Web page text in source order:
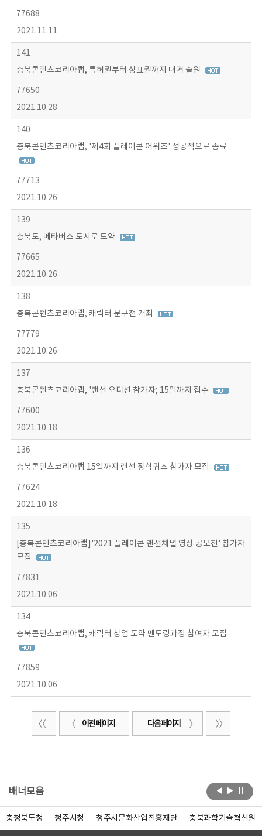
77688
2021.11.11
141
충북콘텐츠코리아랩, 특허권부터 상표권까지 대거 출원
77650
2021.10.28
140
충북콘텐츠코리아랩, '제4회 플레이콘 어워즈' 성공적으로 종료
77713
2021.10.26
139
충북도, 메타버스 도시로 도약
77665
2021.10.26
138
충북콘텐츠코리아랩, 캐릭터 문구전 개최
77779
2021.10.26
137
충북콘텐츠코리아랩, '랜선 오디션 참가자; 15일까지 접수
77600
2021.10.18
136
충북콘텐츠코리아랩 15일까지 랜선 장학퀴즈 참가자 모집
77624
2021.10.18
135
[충북콘텐츠코리아랩]'2021 플레이콘 랜선채널 영상 공모전' 참가자
모집
77831
2021.10.06
134
충북콘텐츠코리아랩, 캐릭터 창업 도약 멘토링과정 참여자 모집
77859
2021.10.06
이전 페이지 다음 페이지
배너모음
충청북도청 청주시청 청주시문화산업진흥재단 충북과학기술혁신원